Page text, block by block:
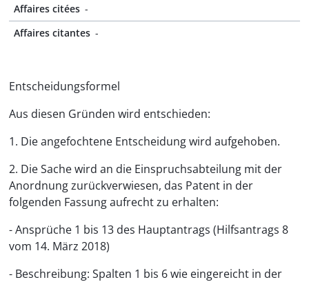
Affaires citées -
Affaires citantes -
Entscheidungsformel
Aus diesen Gründen wird entschieden:
1. Die angefochtene Entscheidung wird aufgehoben.
2. Die Sache wird an die Einspruchsabteilung mit der
Anordnung zurückverwiesen, das Patent in der
folgenden Fassung aufrecht zu erhalten:
- Ansprüche 1 bis 13 des Hauptantrags (Hilfsantrags 8
vom 14. März 2018)
- Beschreibung: Spalten 1 bis 6 wie eingereicht in der